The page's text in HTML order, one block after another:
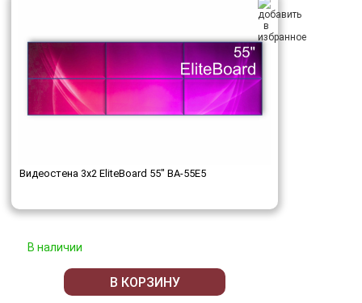
Видеостена 3x2 EliteBoard 55" BA-55E5
В наличии
В КОРЗИНУ